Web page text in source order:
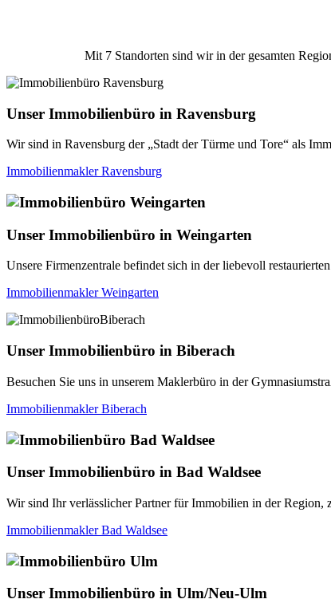
Mit 7 Standorten sind wir in der gesamten
Unser Immobilienbüro in Ravensburg
Wir sind in Ravensburg der „Stadt der Türme und Tore“ als
Immobilienmakler Ravensburg
Unser Immobilienbüro in Weingarten
Unsere Firmenzentrale befindet sich in der liebevoll
Immobilienmakler Weingarten
Unser Immobilienbüro in Biberach
Besuchen Sie uns in unserem Maklerbüro in der
Immobilienmakler Biberach
Unser Immobilienbüro in Bad Waldsee
Wir sind Ihr verlässlicher Partner für Immobilien in der Region,
Immobilienmakler Bad Waldsee
Unser Immobilienbüro in Ulm/Neu-Ulm